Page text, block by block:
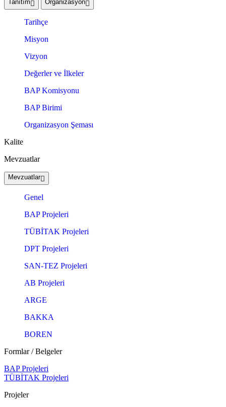
Tanıtım Organizasyon
Tarihçe
Misyon
Vizyon
Değerler ve İlkeler
BAP Komisyonu
BAP Birimi
Organizasyon Şeması
Kalite
Mevzuatlar
Mevzuatlar
Genel
BAP Projeleri
TÜBİTAK Projeleri
DPT Projeleri
SAN-TEZ Projeleri
AB Projeleri
ARGE
BAKKA
BOREN
Formlar / Belgeler
BAP Projeleri
TÜBİTAK Projeleri
Projeler